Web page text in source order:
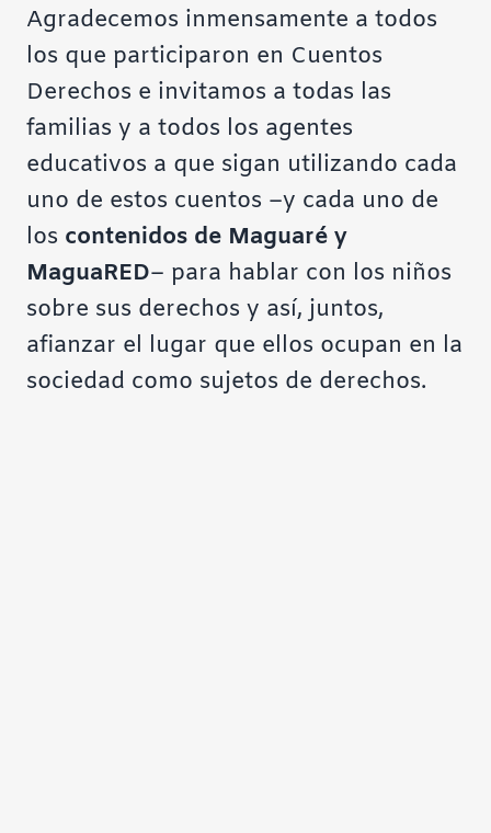
Agradecemos inmensamente a todos
los que participaron en Cuentos
Derechos e invitamos a todas las
familias y a todos los agentes
educativos a que sigan utilizando cada
uno de estos cuentos –y cada uno de
los contenidos de Maguaré y
MaguaRED– para hablar con los niños
sobre sus derechos y así, juntos,
afianzar el lugar que ellos ocupan en la
sociedad como sujetos de derechos.